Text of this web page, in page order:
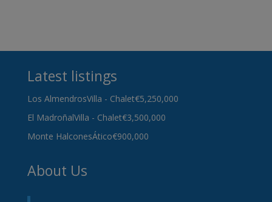
Latest listings
Los AlmendrosVilla - Chalet€5,250,000
El MadroñalVilla - Chalet€3,500,000
Monte HalconesÁtico€900,000
About Us